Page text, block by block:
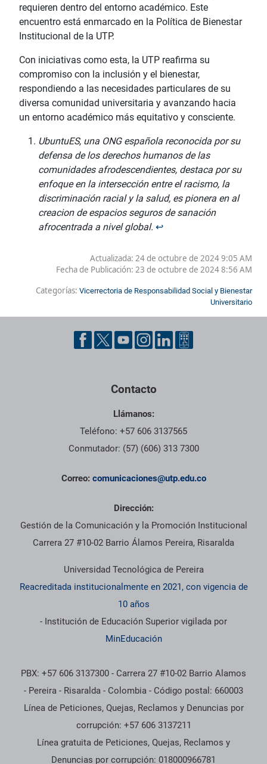
requieren dentro del entorno académico. Este
encuentro está enmarcado en la Política de Bienestar
Institucional de la UTP.
Con iniciativas como esta, la UTP reafirma su
compromiso con la inclusión y el bienestar,
respondiendo a las necesidades particulares de su
diversa comunidad universitaria y avanzando hacia
un entorno académico más equitativo y consciente.
UbuntuES, una ONG española reconocida por su
defensa de los derechos humanos de las
comunidades afrodescendientes, destaca por su
enfoque en la intersección entre el racismo, la
discriminación racial y la salud, es pionera en al
creacion de espacios seguros de sanación
afrocentrada a nivel global. ↩︎
Actualizada: 24 de octubre de 2024 9:05 AM
Fecha de Publicación: 23 de octubre de 2024 8:56 AM
Categorías: Vicerrectoria de Responsabilidad Social y Bienestar
Universitario
Contacto
Llámanos:
Teléfono: +57 606 3137565
Conmutador: (57) (606) 313 7300
Correo: comunicaciones@utp.edu.co
Dirección:
Gestión de la Comunicación y la Promoción Institucional
Carrera 27 #10-02 Barrio Álamos Pereira, Risaralda
Universidad Tecnológica de Pereira
Reacreditada institucionalmente en 2021, con vigencia de
10 años
- Institución de Educación Superior vigilada por
MinEducación
PBX: +57 606 3137300 - Carrera 27 #10-02 Barrio Alamos
- Pereira - Risaralda - Colombia - Código postal: 660003
Línea de Peticiones, Quejas, Reclamos y Denuncias por
corrupción: +57 606 3137211
Línea gratuita de Peticiones, Quejas, Reclamos y
Denuncias por corrupción: 018000966781